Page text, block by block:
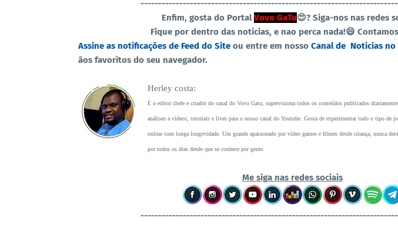
----------------------------------
Enfim, gosta do PortalVovo GaTu😍? Siga-nos nas redes
Fique por dentro das noticias, e nao perca nada!😄
Assine as notificações de Feed do Site ou entre em nosso Canal de Noticias no
ãos favoritos do seu navegador.
Herley costa:
É o editor chefe e criador do canal do Vovo Gatu, supervisiona todos os conteúdos publicados
análises a vídeos, tutoriais e lives para o nosso canal do Youtube. Gosta de experimentar todo o tipo de
online com longa longevidade. Um grande apaixonado por vídeo games e filmes desde criança, nunca
por todos os dias desde que se conhece por gente.
Me siga nas redes sociais
----------------------------------